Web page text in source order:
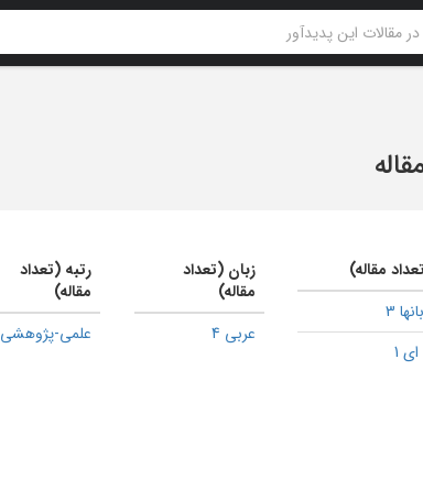
مقاله)
3
1
زبان (تعداد
مقاله)
عربی 4
رتبه (تعداد
مقاله)
علمی-پژوهشی 1